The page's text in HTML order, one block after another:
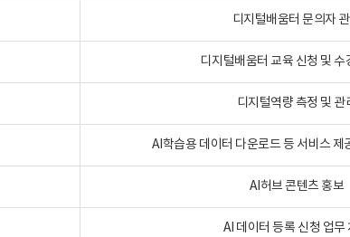
디지털배움터 문의자 관
디지털배움터 교육 신청 및 수
디지털역량 측정 및 관
AI학습용 데이터 다운로드 등 서비스 제
AI허브 콘텐츠 홍보
AI 데이터 등록 신청 업무